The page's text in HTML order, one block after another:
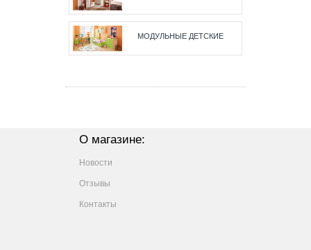
МОДУЛЬНЫЕ ДЕТСКИЕ
О магазине:
Новости
Отзывы
Контакты